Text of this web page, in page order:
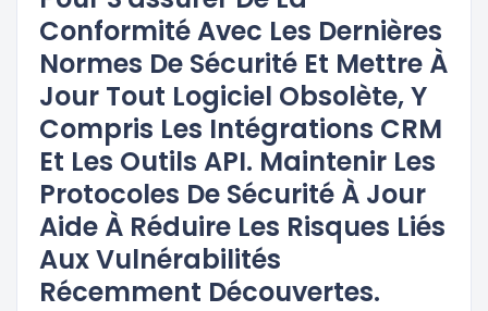
Conformité Avec Les Dernières
Normes De Sécurité Et Mettre À
Jour Tout Logiciel Obsolète, Y
Compris Les Intégrations CRM
Et Les Outils API. Maintenir Les
Protocoles De Sécurité À Jour
Aide À Réduire Les Risques Liés
Aux Vulnérabilités
Récemment Découvertes.